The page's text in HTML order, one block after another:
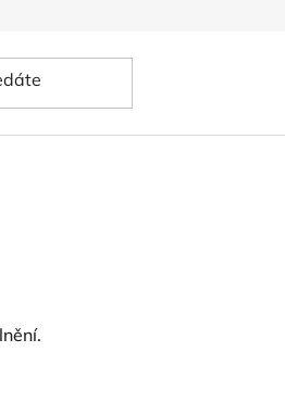
souborů cookies